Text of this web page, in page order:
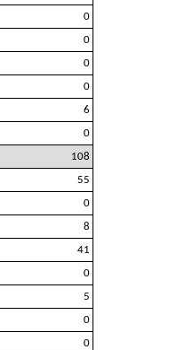
0
0
0
0
6
0
108
55
0
8
41
0
5
0
0